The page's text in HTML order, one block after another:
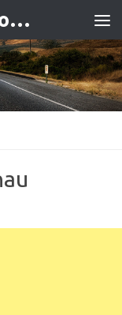
erneuerbare Energien Contracting